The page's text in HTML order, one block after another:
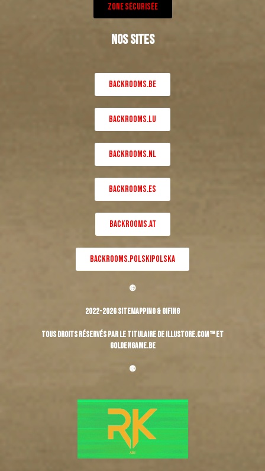
ZONE SÉCURISÉE
NOS SITES
BACKROOMS.BE
BACKROOMS.LU
BACKROOMS.NL
BACKROOMS.ES
BACKROOMS.AT
BACKROOMS.POLSKIPOLSKA
©
2022-2026 Sitemapping & Gifing
Tous droits réservés par le titulaire de Illustore.com ™ et
Goldengame.be
®